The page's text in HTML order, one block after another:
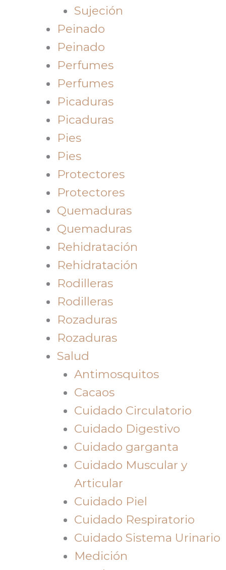
Sujeción
Peinado
Peinado
Perfumes
Perfumes
Picaduras
Picaduras
Pies
Pies
Protectores
Protectores
Quemaduras
Quemaduras
Rehidratación
Rehidratación
Rodilleras
Rodilleras
Rozaduras
Rozaduras
Salud
Antimosquitos
Cacaos
Cuidado Circulatorio
Cuidado Digestivo
Cuidado garganta
Cuidado Muscular y
Articular
Cuidado Piel
Cuidado Respiratorio
Cuidado Sistema Urinario
Medición